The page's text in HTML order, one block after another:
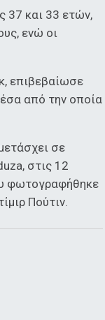
37 και 33 ετών,
ενώ οι
επιβεβαίωσε
από την οποία
σε
στις 12
φωτογραφήθηκε
Πούτιν.